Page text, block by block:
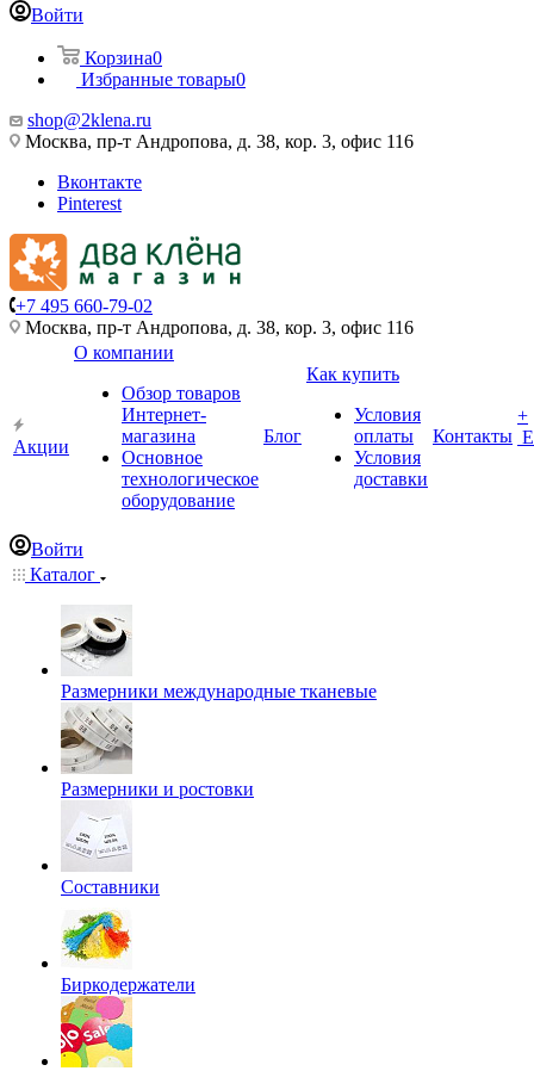
Войти
Корзина0
Избранные товары0
shop@2klena.ru
Москва, пр-т Андропова, д. 38, кор. 3, офис 116
Вконтакте
Pinterest
+7 495 660-79-02
Москва, пр-т Андропова, д. 38, кор. 3, офис 116
Акции
О компании
Обзор товаров
Интернет-
магазина
Основное
технологическое
оборудование
Блог
Как купить
Условия
оплаты
Условия
доставки
Контакты
+
Войти
Каталог
Размерники международные тканевые
Размерники и ростовки
Составники
Биркодержатели